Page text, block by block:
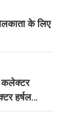
के लिए
कलेक्टर
हर्षल